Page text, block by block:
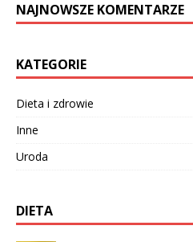
NAJNOWSZE KOMENTARZE
KATEGORIE
Dieta i zdrowie
Inne
Uroda
DIETA